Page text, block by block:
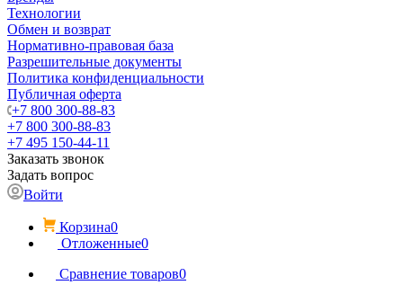
Технологии
Обмен и возврат
Нормативно-правовая база
Разрешительные документы
Политика конфиденциальности
Публичная оферта
+7 800 300-88-83
+7 800 300-88-83
+7 495 150-44-11
Заказать звонок
Задать вопрос
Войти
Корзина0
Отложенные0
Сравнение товаров0